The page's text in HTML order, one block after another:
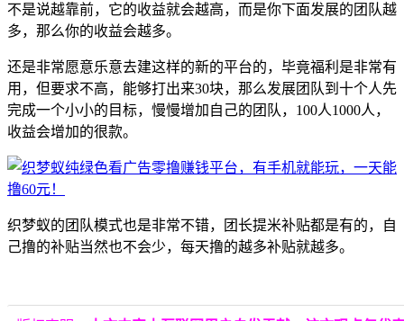
不是说越靠前，它的收益就会越高，而是你下面发展的团队越
多，那么你的收益会越多。
还是非常愿意乐意去建这样的新的平台的，毕竟福利是非常有
用，但要求不高，能够打出来30块，那么发展团队到十个人先
完成一个小小的目标，慢慢增加自己的团队，100人1000人，
收益会增加的很款。
织梦蚁的团队模式也是非常不错，团长提米补贴都是有的，自
己撸的补贴当然也不会少，每天撸的越多补贴就越多。